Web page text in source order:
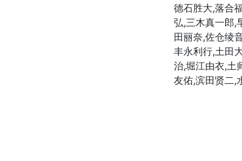
德石胜大,落合
弘,三木真一郎,
田丽奈,佐仓绫
丰永利行,土田
治,堀江由衣,土
友佑,滨田贤二,